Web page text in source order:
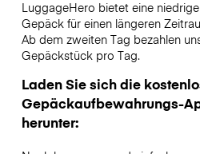
LuggageHero bietet eine
Gepäck für einen längeren
Ab dem zweiten Tag bezahlen
Gepäckstück pro Tag.
Laden Sie sich die
Gepäckaufbewahrungs-
herunter: